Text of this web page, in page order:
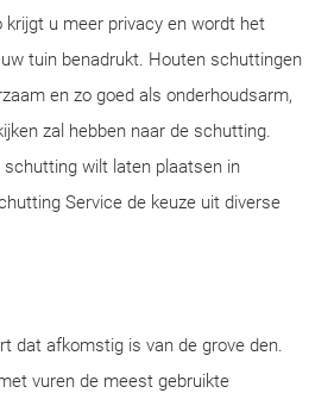
u meer privacy en wordt het
tuin benadrukt. Houten schuttingen
en zo goed als onderhoudsarm,
zal hebben naar de schutting.
schutting wilt laten plaatsen in
Service de keuze uit diverse
dat afkomstig is van de grove den.
vuren de meest gebruikte